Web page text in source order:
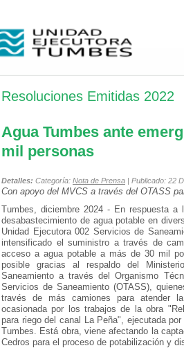
Resoluciones Emitidas 2022
Agua Tumbes ante
mil personas
Detalles: Categoría: Nota de Prensa | Publicado: 22
Con apoyo del MVCS a través del OTASS
Tumbes, diciembre 2024 - En respuestaa
desabastecimiento de agua potable en
Unidad Ejecutora 002 Servicios de
intensificado el suministro a través de
acceso a agua potable a más de 30 mil
posible gracias al respaldo del
Saneamiento a través del Organismo
Servicios de Saneamiento (OTASS),
través de más camiones para atender
ocasionada por los trabajos de la obra
para riego del canal La Peña", ejecutada
Tumbes. Está obra, viene afectando la
Cedros para el proceso de potabilización y